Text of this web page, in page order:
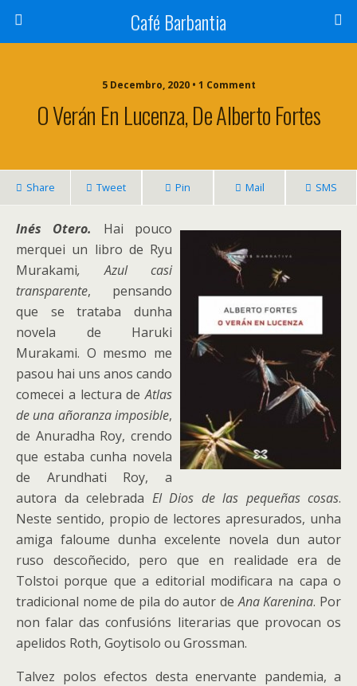
Café Barbantia
5 Decembro, 2020 • 1 Comment
O Verán En Lucenza, De Alberto Fortes
Share Tweet Pin Mail SMS
Inés Otero. Hai pouco
merquei un libro de Ryu
Murakami, Azul casi
transparente, pensando
que se trataba dunha
novela de Haruki
Murakami. O mesmo me
pasou hai uns anos cando
comecei a lectura deAtlas
de una añoranza imposible,
de Anuradha Roy, crendo
que estaba cunha novela
de Arundhati Roy, a
autora da celebrada El Dios de las pequeñas cosas.
Neste sentido, propio de lectores apresurados, unha
amiga faloume dunha excelente novela dun autor
ruso descoñecido, pero que en realidade era de
Tolstoi porque que a editorial modificara na capa o
tradicional nome de pila do autor deAna Karenina. Por
non falar das confusións literarias que provocan os
apelidos Roth, Goytisolo ou Grossman.
Talvez polos efectos desta enervante pandemia, a